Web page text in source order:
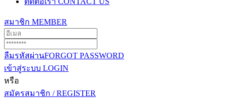
สมาชิก MEMBER
ลืมรหัสผ่านFORGOT PASSWORD
เข้าสู่ระบบ LOGIN
หรือ
สมัครสมาชิก / REGISTER